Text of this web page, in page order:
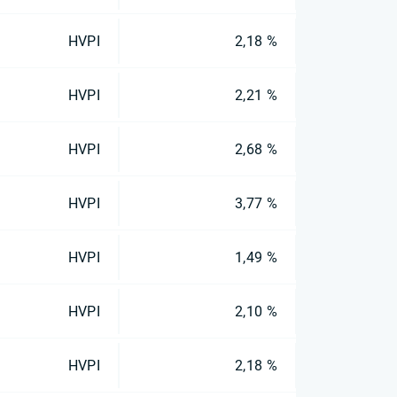
HVPI 2,18 %
HVPI 2,21 %
HVPI 2,68 %
HVPI 3,77 %
HVPI 1,49 %
HVPI 2,10 %
HVPI 2,18 %